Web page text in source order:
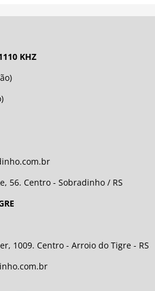
KHZ
56. Centro - Sobradinho / RS
1009. Centro - Arroio do Tigre - RS